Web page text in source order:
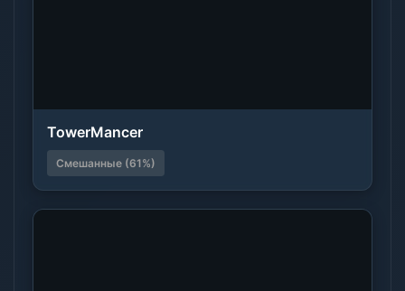
TowerMancer
Смешанные (61%)